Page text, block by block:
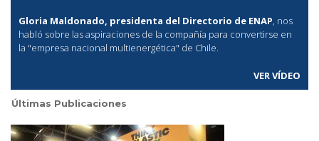
Gloria Maldonado, presidenta del Directorio de ENAP , nos
habló sobre las aspiraciones de la compañía para convertirse en
la "empresa nacional multienergética" de Chile.
VER VÍDEO
Últimas Publicaciones